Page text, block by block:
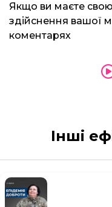
Якщо ви маєте свою
здійснення вашої
коментарях
Інші